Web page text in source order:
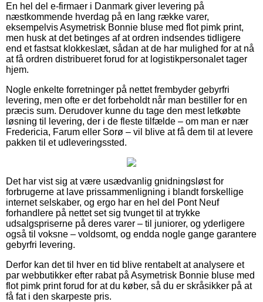
En hel del e-firmaer i Danmark giver levering på
næstkommende hverdag på en lang række varer,
eksempelvis Asymetrisk Bonnie bluse med flot pimk print,
men husk at det betinges af at ordren indsendes tidligere
end et fastsat klokkeslæt, sådan at de har mulighed for at nå
at få ordren distribueret forud for at logistikpersonalet tager
hjem.
Nogle enkelte forretninger på nettet frembyder gebyrfri
levering, men ofte er det forbeholdt når man bestiller for en
præcis sum. Derudover kunne du tage den mest letkøbte
løsning til levering, der i de fleste tilfælde – om man er nær
Fredericia, Farum eller Sorø – vil blive at få dem til at levere
pakken til et udleveringssted.
Det har vist sig at være usædvanlig gnidningsløst for
forbrugerne at lave prissammenligning i blandt forskellige
internet selskaber, og ergo har en hel del Pont Neuf
forhandlere på nettet set sig tvunget til at trykke
udsalgspriserne på deres varer – til juniorer, og yderligere
også til voksne – voldsomt, og endda nogle gange garantere
gebyrfri levering.
Derfor kan det til hver en tid blive rentabelt at analysere et
par webbutikker efter rabat på Asymetrisk Bonnie bluse med
flot pimk print forud for at du køber, så du er skråsikker på at
få fat i den skarpeste pris.